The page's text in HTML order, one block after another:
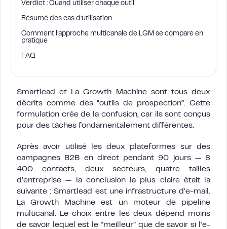
Verdict : Quand utiliser chaque outil
Résumé des cas d’utilisation
Comment l’approche multicanale de LGM se compare en
pratique
FAQ
Smartlead et La Growth Machine sont tous deux
décrits comme des “outils de prospection”. Cette
formulation crée de la confusion, car ils sont conçus
pour des tâches fondamentalement différentes.
Après avoir utilisé les deux plateformes sur des
campagnes B2B en direct pendant 90 jours — 8
400 contacts, deux secteurs, quatre tailles
d’entreprise — la conclusion la plus claire était la
suivante : Smartlead est une infrastructure d’e-mail.
La Growth Machine est un moteur de pipeline
multicanal. Le choix entre les deux dépend moins
de savoir lequel est le “meilleur” que de savoir si l’e-